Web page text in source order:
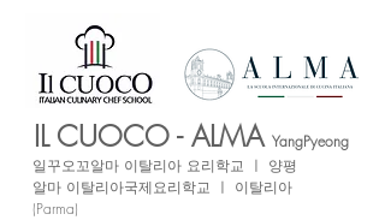
IL CUOCO - ALMA YangPyeong
일꾸오꼬알마 이탈리아 요리학교 ㅣ 양평
​알마 이탈리아국제요리학교 ㅣ 이탈리아
(Parma)